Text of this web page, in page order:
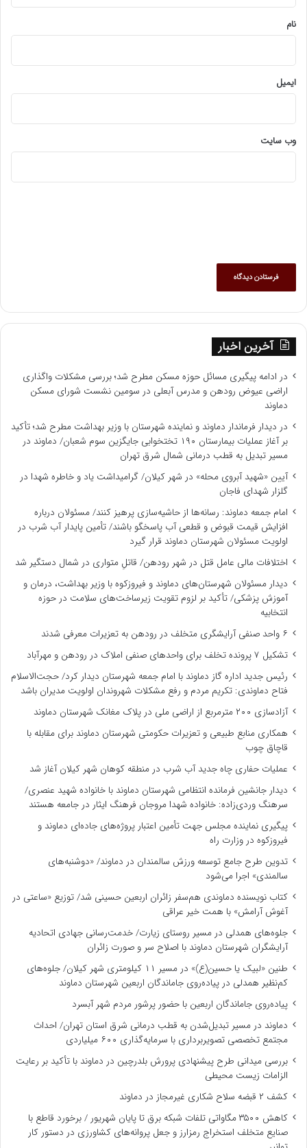
نام
ایمیل
وب‌ سایت
آخرین اخبار
در ادامه پیگیری مسائل حوزه مسکن مطرح شد؛ بررسی مشکلات واگذاری
اراضی عیوض رودهن و مدرس آبعلی در سومین نشست شورای مسکن
دماوند
در دیدار فرماندار دماوند و نماینده شهرستان با وزیر بهداشت مطرح شد؛ تأکید
بر آغاز عملیات بیمارستان ۱۹۰ تختخوابی جایگزین سوم شعبان/ دماوند در
مسیر تبدیل به قطب درمانی شمال شرق تهران
آیین «شهید آبروی محله» در شهر کیلان/ گرامیداشت یاد و خاطره شهدا در
گلزار شهدای فاجان
امام جمعه دماوند: رسانه‌ها از حاشیه‌سازی پرهیز کنند/ مسئولان درباره
افزایش قیمت قبوض و قطعی آب پاسخگو باشند/ تأمین پایدار آب شرب در
اولویت مسئولان شهرستان دماوند قرار گیرد
اختلافات مالی عامل قتل در شهر رودهن/ قاتلِ متواری در شمال دستگیر شد
دیدار مسئولان شهرستان‌های دماوند و فیروزکوه با وزیر بهداشت، درمان و
آموزش پزشکی/ تأکید بر لزوم تقویت زیرساخت‌های سلامت در حوزه
انتخابیه
۶ واحد صنفی آرایشگری متخلف در رودهن به تعزیرات معرفی شدند
تشکیل ۷ پرونده تخلف برای واحدهای صنفی املاک در رودهن و مهرآباد
رئیس جدید اداره گاز دماوند با امام جمعه شهرستان دیدار کرد/ حجت‌الاسلام
فتاح دماوندی: تکریم مردم و رفع مشکلات شهروندان اولویت مدیران باشد
آزادسازی ۲۰۰ مترمربع از اراضی ملی در پلاک مغانک شهرستان دماوند
همکاری منابع طبیعی و تعزیرات حکومتی شهرستان دماوند برای مقابله با
قاچاق چوب
عملیات حفاری چاه جدید آب شرب در منطقه کوهان شهر کیلان آغاز شد
دیدار جانشین فرمانده انتظامی شهرستان دماوند با خانواده شهید عنصری/
سرهنگ وردی‌زاده: خانواده شهدا مروجان فرهنگ ایثار در جامعه هستند
پیگیری نماینده مجلس جهت تأمین اعتبار پروژه‌های جاده‌ای دماوند و
فیروزکوه در وزارت راه
تدوین طرح جامع توسعه ورزش سالمندان در دماوند/ «دوشنبه‌های
سالمندی» اجرا می‌شود
کتاب نویسنده دماوندی هم‌سفر زائران اربعین حسینی شد/ توزیع «ساعتی در
آغوش آرامش» با همت خیر عراقی
جلوه‌های همدلی در مسیر روستای زیارت/ خدمت‌رسانی جهادی اتحادیه
آرایشگران شهرستان دماوند با اصلاح سر و صورت زائران
طنین «لبیک یا حسین(ع)» در مسیر ۱۱ کیلومتری شهر کیلان/ جلوه‌های
کم‌نظیر همدلی در پیاده‌روی جاماندگان اربعین شهرستان دماوند
پیاده‌روی جاماندگان اربعین با حضور پرشور مردم شهر آبسرد
دماوند در مسیر تبدیل‌شدن به قطب درمانی شرق استان تهران/ احداث
مجتمع تخصصی تصویربرداری با سرمایه‌گذاری ۶۰۰ میلیاردی
بررسی میدانی طرح پیشنهادی پرورش بلدرچین در دماوند با تأکید بر رعایت
الزامات زیست ‌محیطی
کشف ۲ قبضه سلاح شکاری غیرمجاز در دماوند
کاهش ۳۵۰۰ مگاواتی تلفات شبکه برق تا پایان شهریور / برخورد قاطع با
صنایع متخلف استخراج رمزارز و جعل پروانه‌های کشاورزی در دستور کار